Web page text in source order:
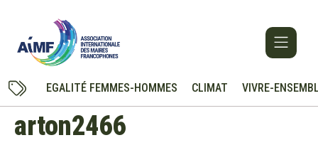
EGALITÉ FEMMES-HOMMES CLIMAT VIVRE-
arton2466